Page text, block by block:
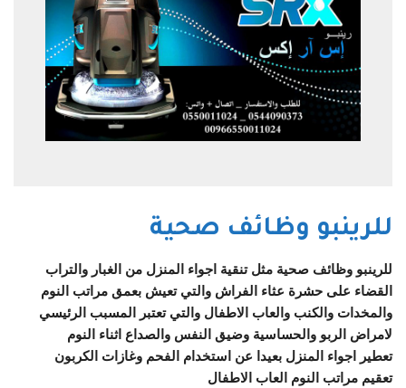
للرينبو وظائف صحية
للرينبو وظائف صحية مثل تنقية اجواء المنزل من الغبار والتراب
القضاء على حشرة عثاء الفراش والتي تعيش بعمق مراتب النوم
والمخدات والكنب والعاب الاطفال والتي تعتبر المسبب الرئيسي
لامراض الربو والحساسية وضيق النفس والصداع اثناء النوم
تعطير اجواء المنزل بعيدا عن استخدام الفحم وغازات الكربون
تعقيم مراتب النوم العاب الاطفال